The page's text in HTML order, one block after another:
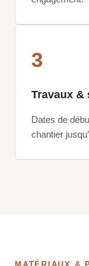
3
Travaux &
Dates de
chantier